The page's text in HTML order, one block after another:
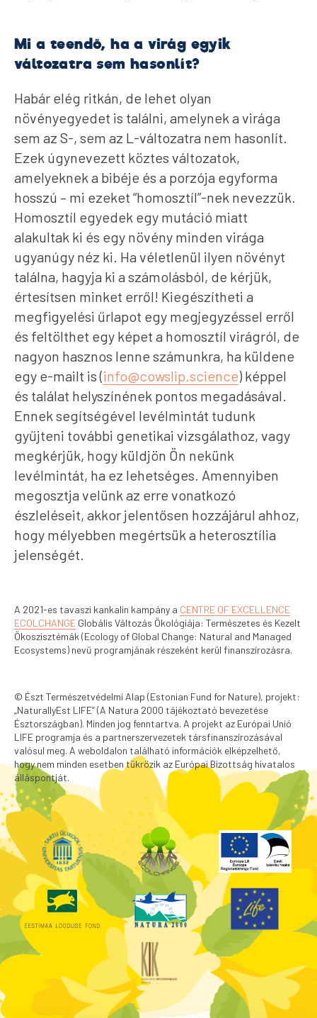
Mi a teendő, ha a virág egyik
változatra sem hasonlít?
Habár elég ritkán, de lehet olyan
növényegyedet is találni, amelynek a virága
sem az S-, sem az L-változatra nem hasonlít.
Ezek úgynevezett köztes változatok,
amelyeknek a bibéje és a porzója egyforma
hosszú – mi ezeket “homosztíl”-nek nevezzük.
Homosztíl egyedek egy mutáció miatt
alakultak ki és egy növény minden virága
ugyanúgy néz ki. Ha véletlenül ilyen növényt
találna, hagyja ki a számolásból, de kérjük,
értesítsen minket erről! Kiegészítheti a
megfigyelési űrlapot egy megjegyzéssel erről
és feltölthet egy képet a homosztíl virágról, de
nagyon hasznos lenne számunkra, ha küldene
egy e-mailt is (info@cowslip.science) képpel
és találat helyszínének pontos megadásával.
Ennek segítségével levélmintát tudunk
gyűjteni további genetikai vizsgálathoz, vagy
megkérjük, hogy küldjön Ön nekünk
levélmintát, ha ez lehetséges. Amennyiben
megosztja velünk az erre vonatkozó
észleléseit, akkor jelentősen hozzájárul ahhoz,
hogy mélyebben megértsük a heterosztília
jelenségét.
A 2021-es tavaszi kankalin kampány a CENTRE OF EXCELLENCE
ECOLCHANGE Globális Változás Ökológiája: Természetes és Kezelt
Ökoszisztémák (Ecology of Global Change: Natural and Managed
Ecosystems) nevű programjának részeként kerül finanszírozásra.
© Észt Természetvédelmi Alap (Estonian Fund for Nature), projekt:
„NaturallyEst LIFE” (A Natura 2000 tájékoztató bevezetése
Észtországban). Minden jog fenntartva. A projekt az Európai Unió
LIFE programja és a partnerszervezetek társfinanszírozásával
valósul meg. A weboldalon található információk elképzelhető,
hogy nem minden esetben tükrözik az Európai Bizottság hivatalos
álláspontját.